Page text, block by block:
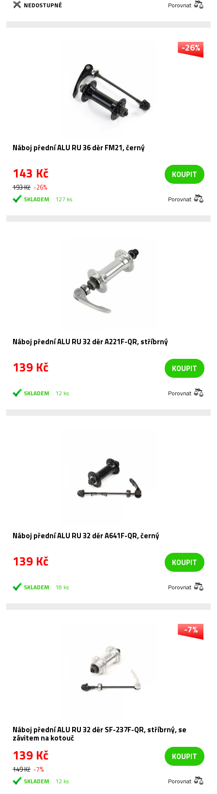
NEDOSTUPNÉ Porovnat
-26%
Náboj přední ALU RU 36 děr FM21, černý
143 Kč
193 Kč -26%
KOUPIT
SKLADEM 127 ks Porovnat
Náboj přední ALU RU 32 děr A221F-QR, stříbrný
139 Kč KOUPIT
SKLADEM 12 ks Porovnat
Náboj přední ALU RU 32 děr A641F-QR, černý
139 Kč KOUPIT
SKLADEM 18 ks Porovnat
-7%
Náboj přední ALU RU 32 děr SF-237F-QR, stříbrný, se
závitem na kotouč
139 Kč
149 Kč -7%
KOUPIT
SKLADEM 12 ks Porovnat